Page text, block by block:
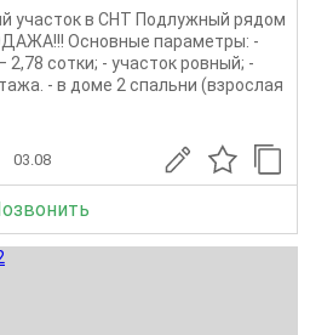
учaсток в СНТ Подлужный рядом
Основные параметры: -
сотки; - участок ровный; -
- в доме 2 спальни (взрослая
03.08